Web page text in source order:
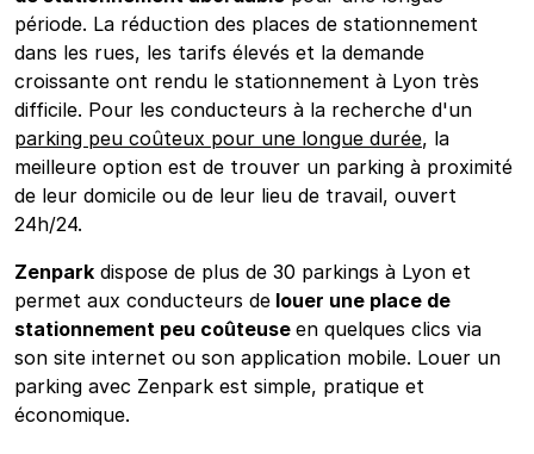
période. La réduction des places de stationnement
dans les rues, les tarifs élevés et la demande
croissante ont rendu le stationnement à Lyon très
difficile. Pour les conducteurs à la recherche d'un
parking peu coûteux pour une longue durée, la
meilleure option est de trouver un parking à proximité
de leur domicile ou de leur lieu de travail, ouvert
24h/24.
Zenpark dispose de plus de 30 parkings à Lyon et
permet aux conducteurs de louer une place de
stationnement peu coûteuse en quelques clics via
son site internet ou son application mobile. Louer un
parking avec Zenpark est simple, pratique et
économique.